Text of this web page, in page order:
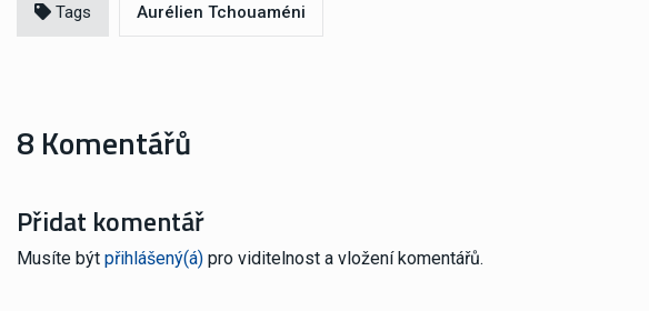
Tags Aurélien Tchouaméni
8 Komentářů
Přidat komentář
Musíte být přihlášený(á) pro viditelnost a vložení komentářů.